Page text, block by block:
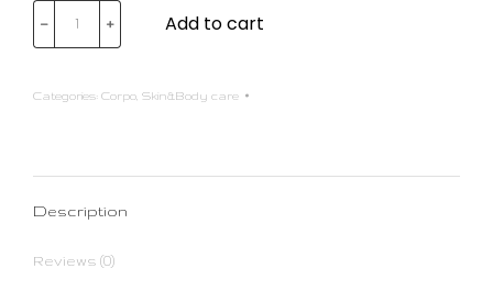
﹣ ﹢ Add to cart
Categories: Corpo Skin&Body care
Description
Reviews (0)